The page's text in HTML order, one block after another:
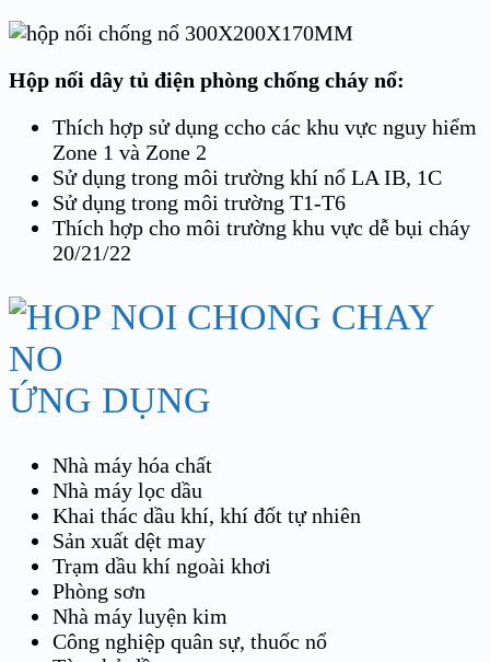
Hộp nối dây tủ điện phòng chống cháy nổ:
Thích hợp sử dụng ccho các khu vực nguy hiểm
Zone 1 và Zone 2
Sử dụng trong môi trường khí nổ LA IB, 1C
Sử dụng trong môi trường T1-T6
Thích hợp cho môi trường khu vực dễ bụi cháy
20/21/22
ỨNG DỤNG
Nhà máy hóa chất
Nhà máy lọc dầu
Khai thác dầu khí, khí đốt tự nhiên
Sản xuất dệt may
Trạm dầu khí ngoài khơi
Phòng sơn
Nhà máy luyện kim
Công nghiệp quân sự, thuốc nổ